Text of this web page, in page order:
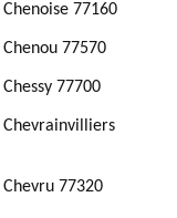
77160
77570
77700
77320